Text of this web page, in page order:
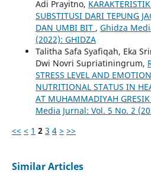
Adi Prayitno,
SUBSTITUSI DARI TEPUNG
DAN UMBI BIT , Ghidza
(2022): GHIDZA
Talitha Safa Syafiqah, Eka
Dwi Novri Supriatiningrum,
STRESS LEVEL AND
NUTRITIONAL STATUS IN
AT MUHAMMADIYAH
Media Jurnal: Vol. 5 No. 2
<< < 1 2 3 4 > >>
Similar Articles